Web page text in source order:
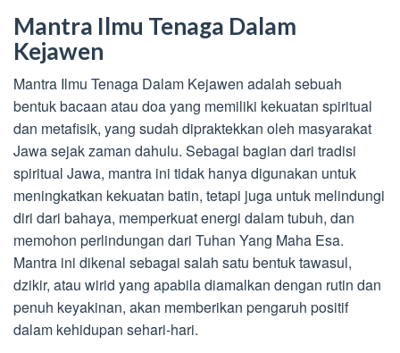
Mantra Ilmu Tenaga Dalam
Kejawen
Mantra Ilmu Tenaga Dalam Kejawen adalah sebuah
bentuk bacaan atau doa yang memiliki kekuatan spiritual
dan metafisik, yang sudah dipraktekkan oleh masyarakat
Jawa sejak zaman dahulu. Sebagai bagian dari tradisi
spiritual Jawa, mantra ini tidak hanya digunakan untuk
meningkatkan kekuatan batin, tetapi juga untuk melindungi
diri dari bahaya, memperkuat energi dalam tubuh, dan
memohon perlindungan dari Tuhan Yang Maha Esa.
Mantra ini dikenal sebagai salah satu bentuk tawasul,
dzikir, atau wirid yang apabila diamalkan dengan rutin dan
penuh keyakinan, akan memberikan pengaruh positif
dalam kehidupan sehari-hari.